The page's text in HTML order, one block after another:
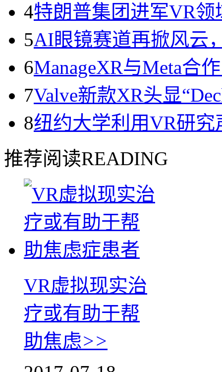
4特朗普集团进军VR
5AI眼镜赛道再掀风云
6ManageXR与Meta合
7Valve新款XR头显
8纽约大学利用VR研
推荐阅读READING
VR虚拟现实治
疗或有助于帮
助焦虑>>